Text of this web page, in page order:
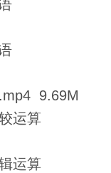
9.69M
运算
运算